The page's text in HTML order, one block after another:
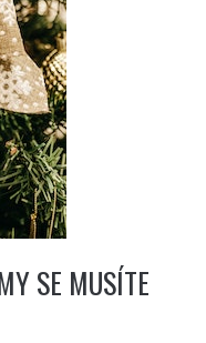
SE MUSÍTE